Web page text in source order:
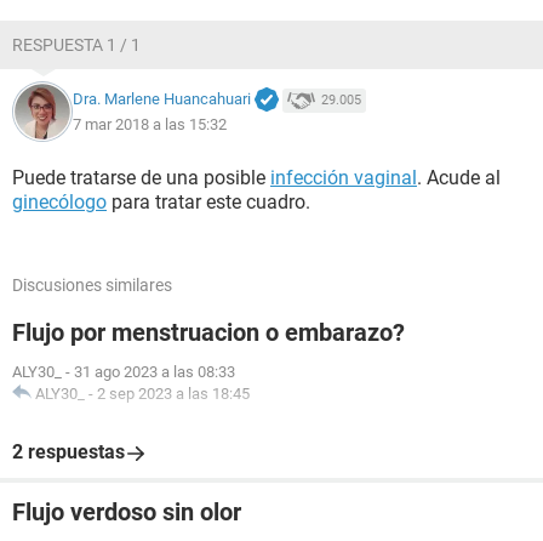
RESPUESTA 1 / 1
Dra. Marlene Huancahuari 29.005
7 mar 2018 a las 15:32
Puede tratarse de una posible infección vaginal. Acude al
ginecólogo para tratar este cuadro.
Discusiones similares
Flujo por menstruacion o embarazo?
ALY30_ - 31 ago 2023 a las 08:33
ALY30_ - 2 sep 2023 a las 18:45
2 respuestas
Flujo verdoso sin olor